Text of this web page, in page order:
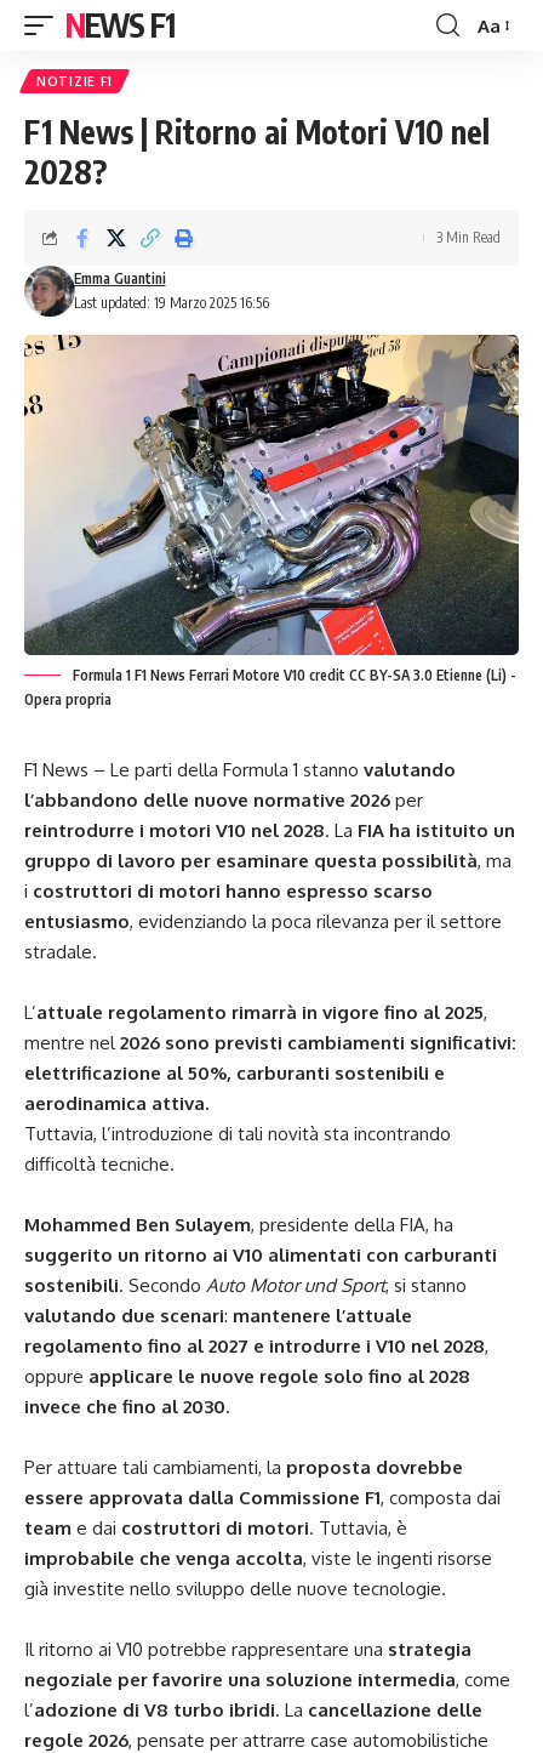
NEWS F1
Font
Aa
NOTIZIE F1
F1 News | Ritorno ai Motori V10 nel
2028?
Last updated: 19 Marzo 2025 16:56
Emma Guantini
3 Min Read
Formula 1 F1 News Ferrari Motore V10 credit CC BY-SA 3.0 Etienne (Li) -
Opera propria
F1 News – Le parti della Formula 1 stanno valutando
l’abbandono delle nuove normative 2026 per
reintrodurre i motori V10 nel 2028. La FIA ha istituito un
gruppo di lavoro per esaminare questa possibilità, ma
i costruttori di motori hanno espresso scarso
entusiasmo, evidenziando la poca rilevanza per il settore
stradale.
L’attuale regolamento rimarrà in vigore fino al 2025,
mentre nel2026 sono previsti cambiamenti significativi:
elettrificazione al 50%, carburanti sostenibili e
aerodinamica attiva.
Tuttavia, l’introduzione di tali novità sta incontrando
difficoltà tecniche.
Mohammed Ben Sulayem, presidente della FIA, ha
suggerito un ritorno ai V10 alimentati con carburanti
sostenibili. Secondo Auto Motor und Sport, si stanno
valutando due scenari: mantenere l’attuale
regolamento fino al 2027 e introdurre i V10 nel 2028,
oppure applicare le nuove regole solo fino al 2028
invece che fino al 2030.
Per attuare tali cambiamenti, la proposta dovrebbe
essere approvata dalla Commissione F1, composta dai
team e dai costruttori di motori. Tuttavia, è
improbabile che venga accolta, viste le ingenti risorse
già investite nello sviluppo delle nuove tecnologie.
Il ritorno ai V10 potrebbe rappresentare una strategia
negoziale per favorire una soluzione intermedia, come
l’adozione di V8 turbo ibridi. La cancellazione delle
regole 2026, pensate per attrarre case automobilistiche